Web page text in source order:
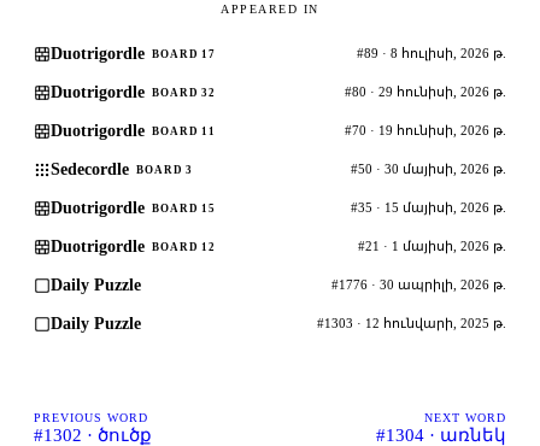
APPEARED IN
Duotrigordle BOARD 17 #89 · 8 հուլիսի, 2026 թ.
Duotrigordle BOARD 32 #80 · 29 հունիսի, 2026 թ.
Duotrigordle BOARD 11 #70 · 19 հունիսի, 2026 թ.
Sedecordle BOARD 3 #50 · 30 մայիսի, 2026 թ.
Duotrigordle BOARD 15 #35 · 15 մայիսի, 2026 թ.
Duotrigordle BOARD 12 #21 · 1 մայիսի, 2026 թ.
Daily Puzzle #1776 · 30 ապրիլի, 2026 թ.
Daily Puzzle #1303 · 12 հունվարի, 2025 թ.
PREVIOUS WORD
#1302 · ծուծք
NEXT WORD
#1304 · առնեկ